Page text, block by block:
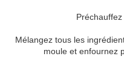
Mélangez tous les
moule et enfournez